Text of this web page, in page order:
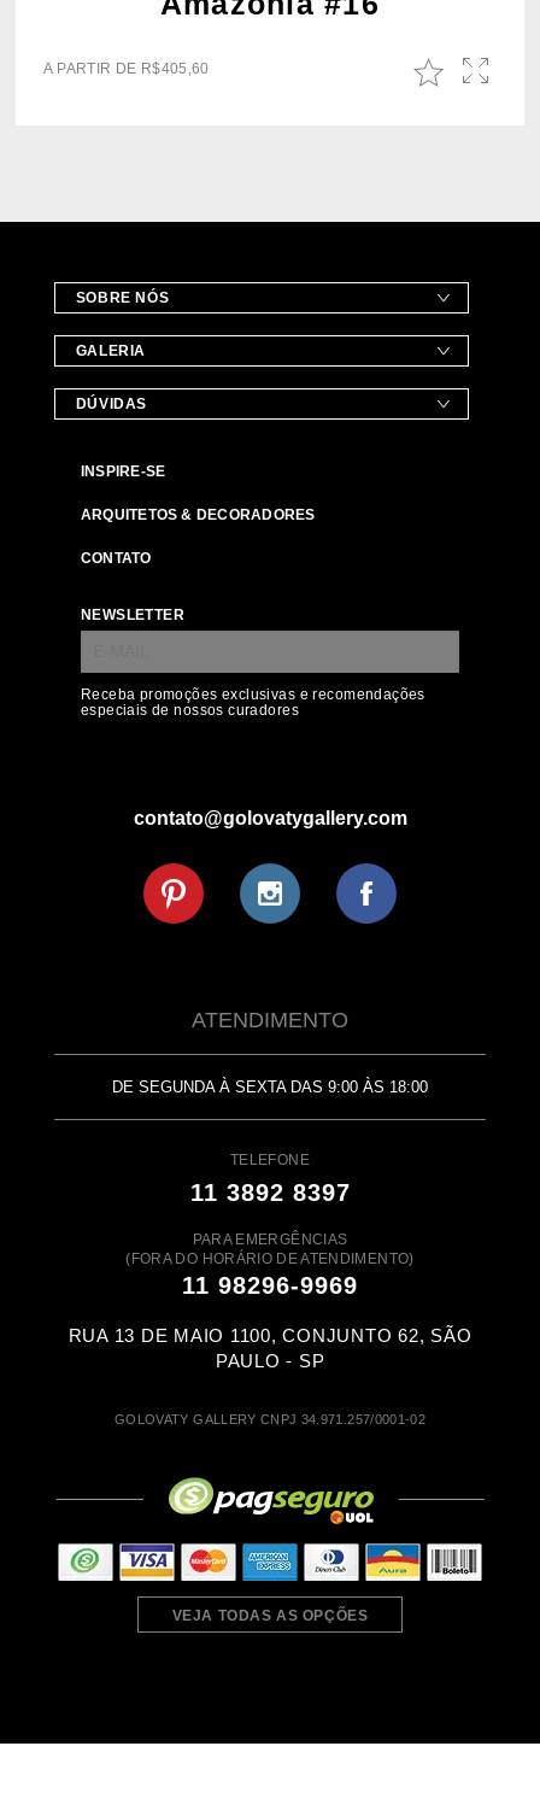
A PARTIR DE R$405,60
SOBRE NÓS
GALERIA
DÚVIDAS
INSPIRE-SE
ARQUITETOS & DECORADORES
CONTATO
NEWSLETTER
Receba promoções exclusivas e recomendações
especiais de nossos curadores
contato@golovatygallery.com
ATENDIMENTO
DE SEGUNDA À SEXTA DAS 9:00 ÀS 18:00
TELEFONE
11 3892 8397
PARA EMERGÊNCIAS
(FORA DO HORÁRIO DE ATENDIMENTO)
11 98296-9969
RUA 13 DE MAIO 1100, CONJUNTO 62, SÃO
PAULO - SP
GOLOVATY GALLERY CNPJ 34.971.257/0001-02
VEJA TODAS AS OPÇÕES